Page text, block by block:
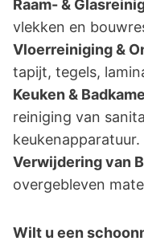
Raam- &
vlekken en
Vloerreiniging &
tapijt, tegels,
Keuken &
reiniging van
keukenapparatuur.
Verwijdering van
overgebleven
Wilt u een